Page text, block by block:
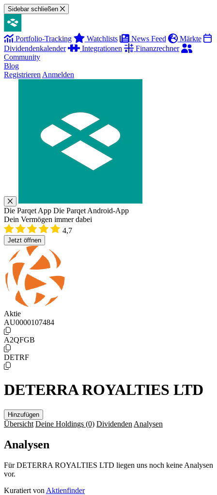
Sidebar schließen
Portfolio-Tracking Watchlists News Feed
Märkte
Dividendenkalender
Integrationen
Finanzrechner
Community
Blog
Registrieren Anmelden
Die Parqet App Die Parqet Android-App
Dein Vermögen immer dabei
4,7
Jetzt öffnen
Aktie
AU0000107484
A2QFGB
DETRF
DETERRA ROYALTIES LTD
Hinzufügen
Übersicht Deine Holdings (0) Dividenden Analysen
Analysen
Für DETERRA ROYALTIES LTD liegen uns noch keine Analysen
vor.
Kuratiert von Aktienfinder